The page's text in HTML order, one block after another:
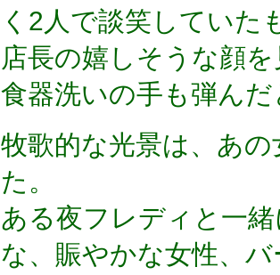
く2人で談笑していた
店長の嬉しそうな顔
食器洗いの手も弾ん
牧歌的な光景は、あ
た。
ある夜フレディと一
な、賑やかな女性、